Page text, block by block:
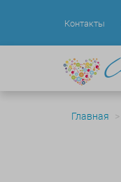
Контакты
Главная